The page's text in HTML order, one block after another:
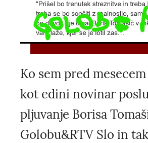
Ko sem pred
kot edini novinar
pljuvanje Borisa
Golobu&RTV Slo in